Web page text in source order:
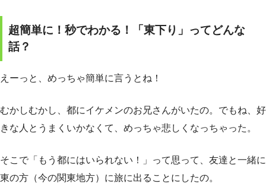
超簡単に！秒でわかる！「東下り」ってどんな
話？
えーっと、めっちゃ簡単に言うとね！
むかしむかし、都にイケメンのお兄さんがいたの。でもね、好
きな人とうまくいかなくて、めっちゃ悲しくなっちゃった。
そこで「もう都にはいられない！」って思って、友達と一緒に
東の方（今の関東地方）に旅に出ることにしたの。